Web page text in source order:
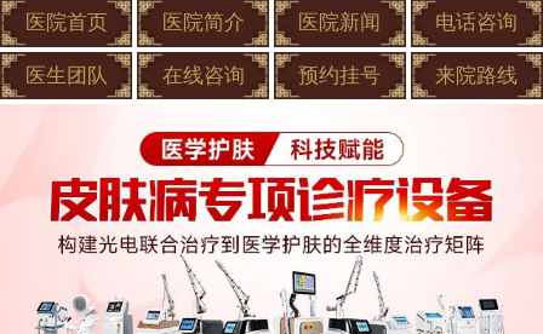
医院首页 医院简介 医院新闻 电话咨询
医生团队 在线咨询 预约挂号 来院路线